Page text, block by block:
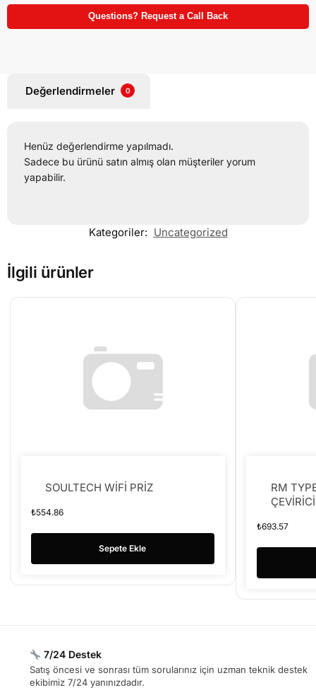
Questions? Request a Call Back
Değerlendirmeler 0
Henüz değerlendirme yapılmadı.
Sadece bu ürünü satın almış olan müşteriler yorum
yapabilir.
Kategoriler: Uncategorized
İlgili ürünler
SOULTECH WİFİ PRİZ
₺554.86
Sepete Ekle
RM
ÇEVİRİCİ
₺693.57
7/24 Destek
Satış öncesi ve sonrası tüm sorularınız için uzman teknik destek
ekibimiz 7/24 yanınızdadır.